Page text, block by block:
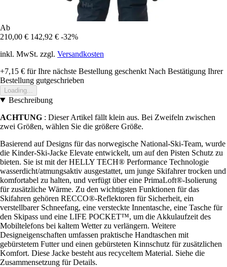
Ab
210,00 € 142,92 € -32%
inkl. MwSt. zzgl. Versandkosten
+7,15 € für Ihre nächste Bestellung geschenkt Nach Bestätigung Ihrer
Bestellung gutgeschrieben
Loading...
Beschreibung
ACHTUNG : Dieser Artikel fällt klein aus. Bei Zweifeln zwischen
zwei Größen, wählen Sie die größere Größe.
Basierend auf Designs für das norwegische National-Ski-Team, wurde
die Kinder-Ski-Jacke Elevate entwickelt, um auf den Pisten Schutz zu
bieten. Sie ist mit der HELLY TECH® Performance Technologie
wasserdicht/atmungsaktiv ausgestattet, um junge Skifahrer trocken und
komfortabel zu halten, und verfügt über eine PrimaLoft®-Isolierung
für zusätzliche Wärme. Zu den wichtigsten Funktionen für das
Skifahren gehören RECCO®-Reflektoren für Sicherheit, ein
verstellbarer Schneefang, eine versteckte Innentasche, eine Tasche für
den Skipass und eine LIFE POCKET™, um die Akkulaufzeit des
Mobiltelefons bei kaltem Wetter zu verlängern. Weitere
Designeigenschaften umfassen praktische Handtaschen mit
gebürstetem Futter und einen gebürsteten Kinnschutz für zusätzlichen
Komfort. Diese Jacke besteht aus recyceltem Material. Siehe die
Zusammensetzung für Details.